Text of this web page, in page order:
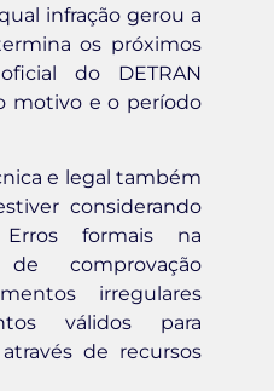
infração gerou a
os próximos
do DETRAN
motivo e o período
e legal também
considerando
formais na
comprovação
irregulares
válidos para
de recursos